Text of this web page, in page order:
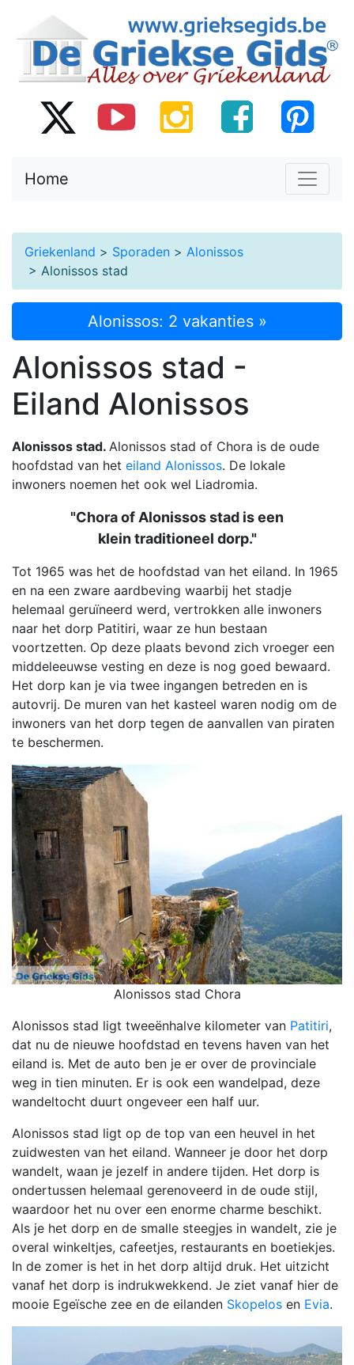
Home
Griekenland > Sporaden > Alonissos
> Alonissos stad
Alonissos: 2 vakanties »
Alonissos stad -
Eiland Alonissos
Alonissos stad. Alonissos stad of Chora is de oude
hoofdstad van het eiland Alonissos. De lokale
inwoners noemen het ook wel Liadromia.
"Chora of Alonissos stad is een
klein traditioneel dorp."
Tot 1965 was het de hoofdstad van het eiland. In 1965
en na een zware aardbeving waarbij het stadje
helemaal geruïneerd werd, vertrokken alle inwoners
naar het dorp Patitiri, waar ze hun bestaan
voortzetten. Op deze plaats bevond zich vroeger een
middeleeuwse vesting en deze is nog goed bewaard.
Het dorp kan je via twee ingangen betreden en is
autovrij. De muren van het kasteel waren nodig om de
inwoners van het dorp tegen de aanvallen van piraten
te beschermen.
Alonissos stad Chora
Alonissos stad ligt tweeënhalve kilometer van Patitiri,
dat nu de nieuwe hoofdstad en tevens haven van het
eiland is. Met de auto ben je er over de provinciale
weg in tien minuten. Er is ook een wandelpad, deze
wandeltocht duurt ongeveer een half uur.
Alonissos stad ligt op de top van een heuvel in het
zuidwesten van het eiland. Wanneer je door het dorp
wandelt, waan je jezelf in andere tijden. Het dorp is
ondertussen helemaal gerenoveerd in de oude stijl,
waardoor het nu over een enorme charme beschikt.
Als je het dorp en de smalle steegjes in wandelt, zie je
overal winkeltjes, cafeetjes, restaurants en boetiekjes.
In de zomer is het in het dorp altijd druk. Het uitzicht
vanaf het dorp is indrukwekkend. Je ziet vanaf hier de
mooie Egeïsche zee en de eilanden Skopelos en Evia.